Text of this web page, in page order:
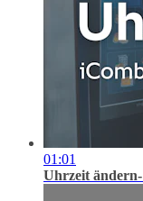
01:01
Uhrzeit